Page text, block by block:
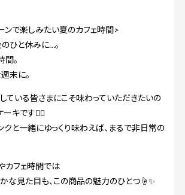
ンで楽しみたい夏のカフェ時間>
ひと休みに…。
間。
末に。
ている皆さまにこそ味わっていただきたいの
ーキです💁‍♀️
クと一緒にゆっくり味わえば、まるで非日常の
カフェ時間では
な見た目も、この商品の魅力のひとつ☝️✨